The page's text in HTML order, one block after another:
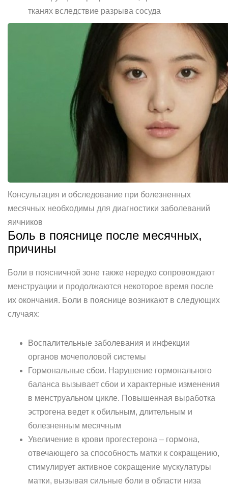
тканях вследствие разрыва сосуда
Консультация и обследование при болезненных
месячных необходимы для диагностики заболеваний
яичников
Боль в пояснице после месячных,
причины
Боли в поясничной зоне также нередко сопровождают
менструации и продолжаются некоторое время после
их окончания. Боли в пояснице возникают в следующих
случаях:
Воспалительные заболевания и инфекции
органов мочеполовой системы
Гормональные сбои. Нарушение гормонального
баланса вызывает сбои и характерные изменения
в менструальном цикле. Повышенная выработка
эстрогена ведет к обильным, длительным и
болезненным месячным
Увеличение в крови прогестерона – гормона,
отвечающего за способность матки к сокращению,
стимулирует активное сокращение мускулатуры
матки, вызывая сильные боли в области низа